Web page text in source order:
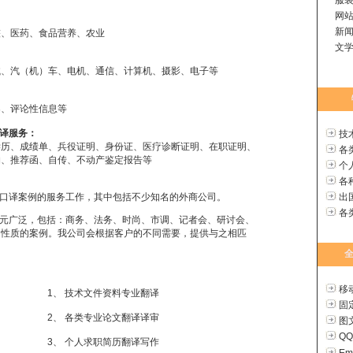
医药、食品营养、农业
汽（机）车、电机、通信、计算机、摄影、电子等
评论性信息等
服务：
、成绩单、兵役证明、身份证、医疗诊断证明、在职证明、
、推荐函、自传、不动产鉴定报告等
案例的服务工作，其中包括不少知名的外商公司。
泛，包括：商务、法务、时尚、市调、记者会、研讨会、
的案例。我公司会根据客户的不同需要，提供与之相匹
1、 技术文件资料专业翻译
2、 各类专业论文翻译译审
3、 个人求职简历翻译写作
网
新
文
技
各
个
各
出
各
移
固
图